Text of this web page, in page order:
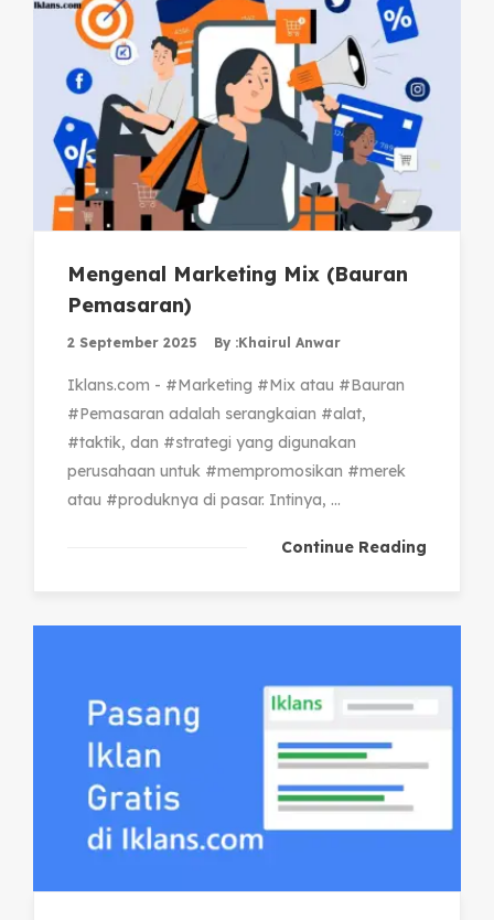
Mengenal Marketing Mix (Bauran
Pemasaran)
2 September 2025 By :Khairul Anwar
Iklans.com - #Marketing #Mix atau #Bauran
#Pemasaran adalah serangkaian #alat,
#taktik, dan #strategi yang digunakan
perusahaan untuk #mempromosikan #merek
atau #produknya di pasar. Intinya, ...
Continue Reading